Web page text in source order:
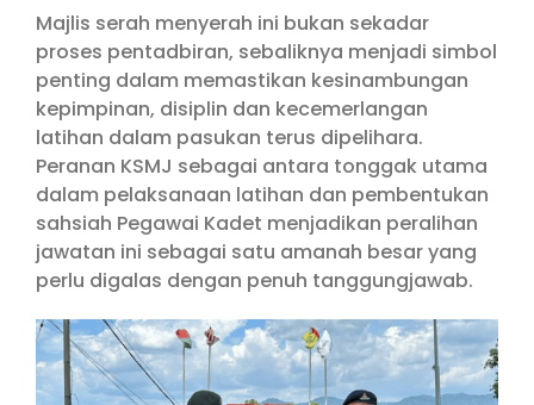
Majlis serah menyerah ini bukan sekadar
proses pentadbiran, sebaliknya menjadi simbol
penting dalam memastikan kesinambungan
kepimpinan, disiplin dan kecemerlangan
latihan dalam pasukan terus dipelihara.
Peranan KSMJ sebagai antara tonggak utama
dalam pelaksanaan latihan dan pembentukan
sahsiah Pegawai Kadet menjadikan peralihan
jawatan ini sebagai satu amanah besar yang
perlu digalas dengan penuh tanggungjawab.